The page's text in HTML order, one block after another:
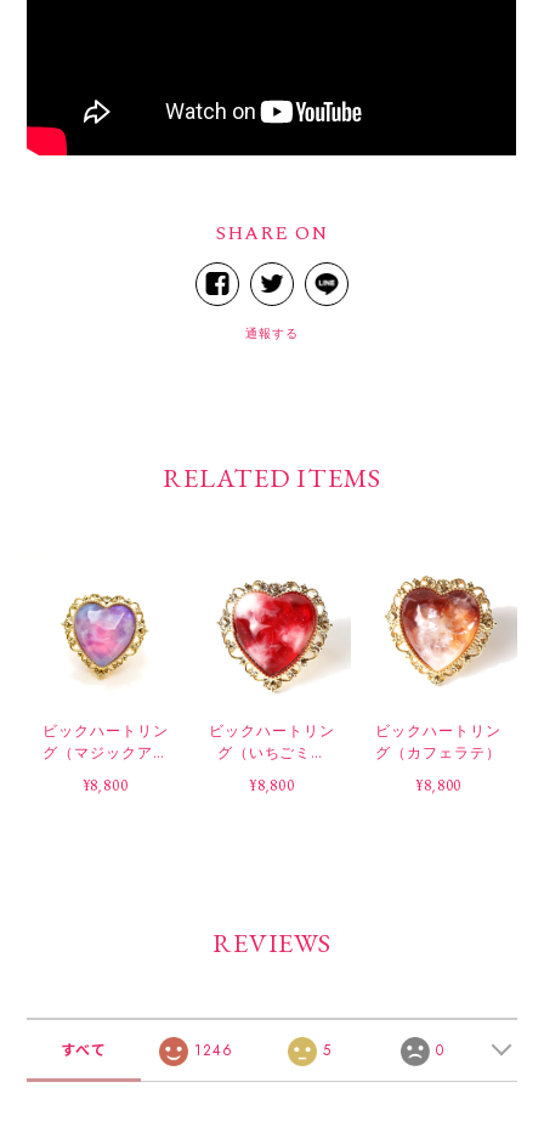
SHARE ON
通報する
RELATED ITEMS
ビックハートリン
グ（マジックアワ
ー）
¥8,800
ビックハートリン
グ（いちごミル
ク）
¥8,800
ビックハートリン
グ（カフェラテ）
¥8,800
REVIEWS
すべて 1246 5 0